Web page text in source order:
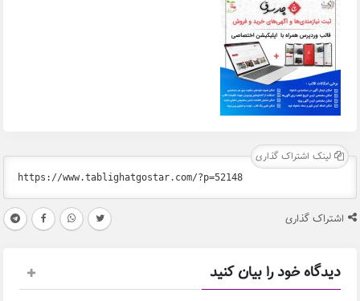
لینک اشتراک گذاری
اشتراک گذاری
دیدگاه خود را بیان کنید